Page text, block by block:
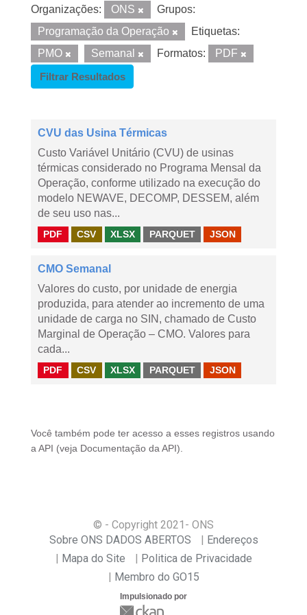
Organizações: ONS
Grupos:
Programação da Operação
Etiquetas:
PMO
Semanal Formatos:
PDF
Filtrar Resultados
CVU das Usina Térmicas
Custo Variável Unitário (CVU) de usinas
térmicas considerado no Programa Mensal da
Operação, conforme utilizado na execução do
modelo NEWAVE, DECOMP, DESSEM, além
de seu uso nas...
PDF CSV XLSX PARQUET JSON
CMO Semanal
Valores do custo, por unidade de energia
produzida, para atender ao incremento de uma
unidade de carga no SIN, chamado de Custo
Marginal de Operação – CMO. Valores para
cada...
PDF CSV XLSX PARQUET JSON
Você também pode ter acesso a esses registros usando
a API (veja Documentação da API ).
© - Copyright 2021 - ONS
Sobre ONS DADOS ABERTOS
Endereços
Mapa do Site
Politica de Privacidade
Membro do GO15
Impulsionado por